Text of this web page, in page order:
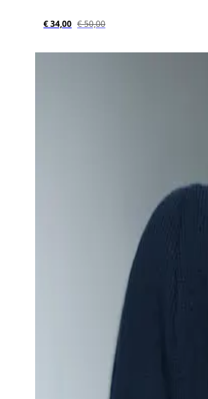
€ 34,00 € 50,00